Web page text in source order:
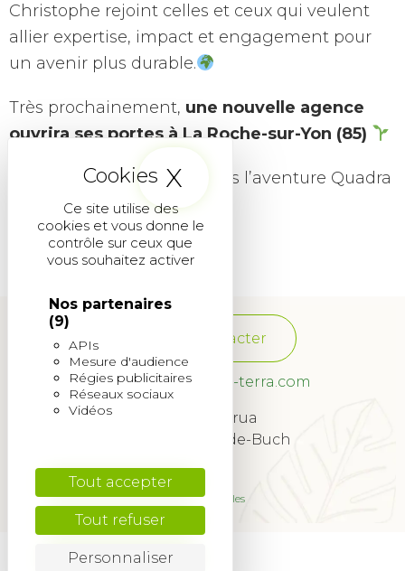
Ce site utilise des
cookies et vous donne le
contrôle sur ceux que
vous souhaitez activer
Nos partenaires
(9)
APIs
Mesure d'audience
Régies publicitaires
Réseaux sociaux
Vidéos
Tout accepter
Tout refuser
Personnaliser
X Masquer le
Christophe rejoint celles et ceux qui veulent
allier expertise, impact et engagement pour
un avenir plus durable.
Très prochainement, une nouvelle agence
ouvrira ses portes à La Roche-sur-Yon (85)
Bienvenue Christophe dans l’aventure Quadra
Nous contacter
franchise@quadra-terra.com
34 Rue Lagrua
33260 La Teste-de-Buch
Mentions légales